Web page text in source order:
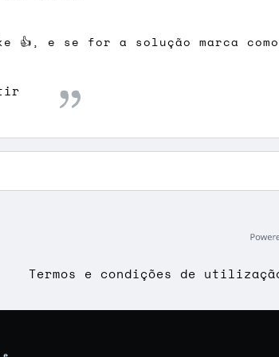
👍, e se for a solução marca
Termos e condições de utilização